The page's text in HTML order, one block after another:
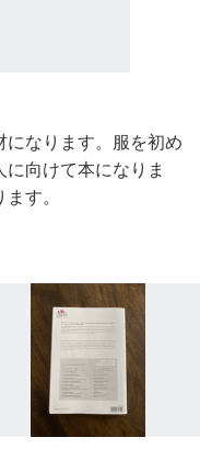
になります。服を初め
向けて本になりま
す。